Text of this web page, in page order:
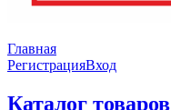
Главная
РегистрацияВход
Каталог товаров